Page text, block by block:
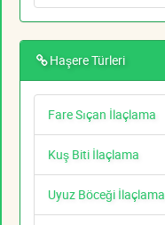
Haşere Türleri
Fare Sıçan İlaçlama
Kuş Biti İlaçlama
Uyuz Böceği İlaçlama